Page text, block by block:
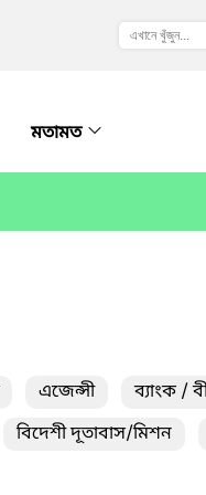
মতামত
এজেন্সী
ব্যাংক /
বিদেশী দূতাবাস/মিশন